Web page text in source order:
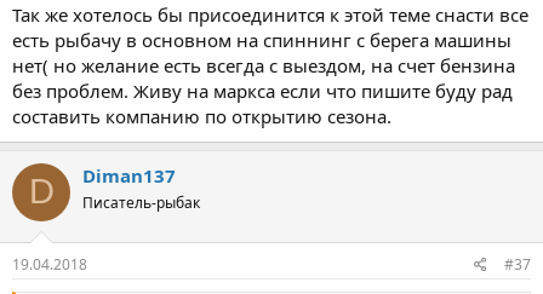
Так же хотелось бы присоединится к этой теме снасти все
есть рыбачу в основном на спиннинг с берега машины
нет( но желание есть всегда с выездом, на счет бензина
без проблем. Живу на маркса если что пишите буду рад
составить компанию по открытию сезона.
D Diman137
Писатель-рыбак
19.04.2018 #37